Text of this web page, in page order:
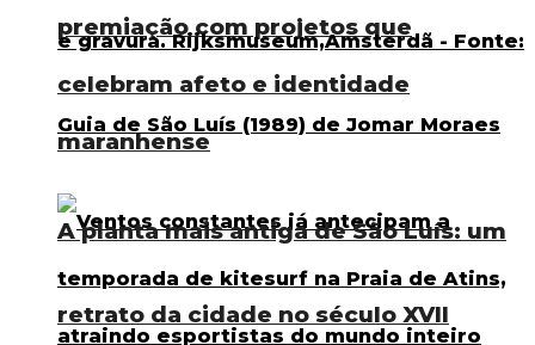
premiação com projetos que
celebram afeto e identidade
maranhense
A planta mais antiga de São Luís: um
retrato da cidade no século XVII